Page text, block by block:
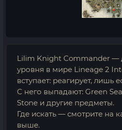
Lilim Knight Commander —
уровня в мире Lineage 2
вступает: реагирует, лишь
С него выпадают: Green
Stone и другие предметы.
Где искать — смотрите на
выше.